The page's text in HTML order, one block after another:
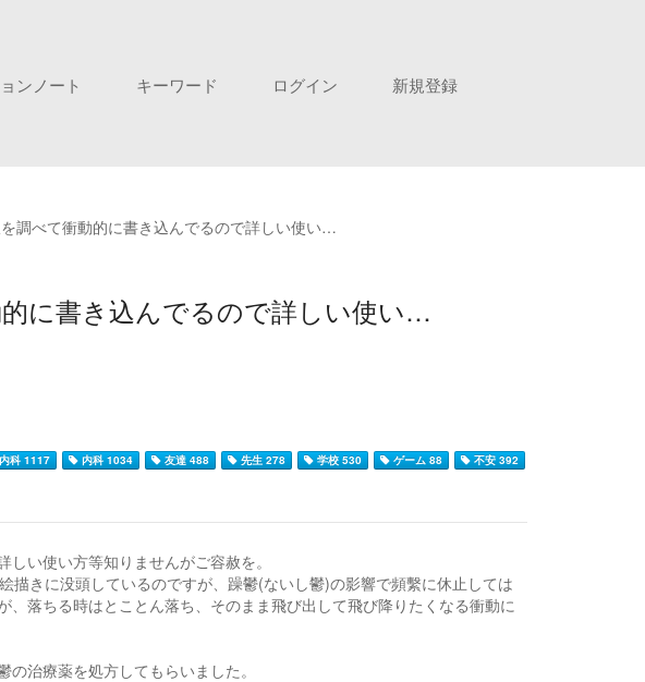
ンノート キーワード ログイン
新規登録
調べて衝動的に書き込んでるので詳しい使い…
に書き込んでるので詳しい使い…
科 1117 内科 1034 友達 488 先生 278 学校 530 ゲーム 88
不安 392
い使い方等知りませんがご容赦を。
描きに没頭しているのですが、躁鬱(ないし鬱)の影響で頻繫に休止しては
落ちる時はとことん落ち、そのまま飛び出して飛び降りたくなる衝動に
治療薬を処方してもらいました。